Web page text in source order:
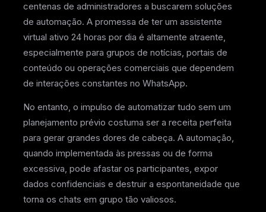
centenas de administradores a buscarem soluções
de automação. A promessa de ter um assistente
virtual ativo 24 horas por dia é altamente atraente,
especialmente para grupos de notícias, portais de
conteúdo ou operações comerciais que dependem
de interações constantes no WhatsApp.
No entanto, o impulso de automatizar tudo sem um
planejamento prévio costuma ser a receita perfeita
para gerar grandes dores de cabeça. A automação,
quando implementada às pressas ou de forma
excessiva, pode afastar os participantes, expor
dados confidenciais e destruir a espontaneidade que
torna os chats em grupo tão valiosos.